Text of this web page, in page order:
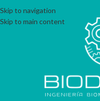
Skip to navigation
Skip to main content